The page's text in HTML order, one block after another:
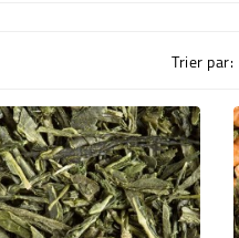
Trier par: